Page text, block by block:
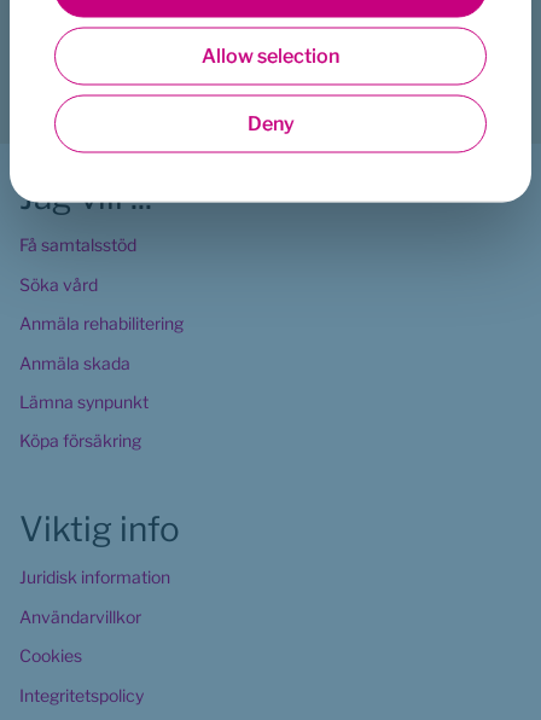
Statistics
Marketing
Allow selection
Deny
Ja
Nej
Jag vill ...
Få samtalsstöd
Söka vård
Anmäla rehabilitering
Anmäla skada
Lämna synpunkt
Köpa försäkring
Viktig info
Juridisk information
Användarvillkor
Cookies
Integritetspolicy